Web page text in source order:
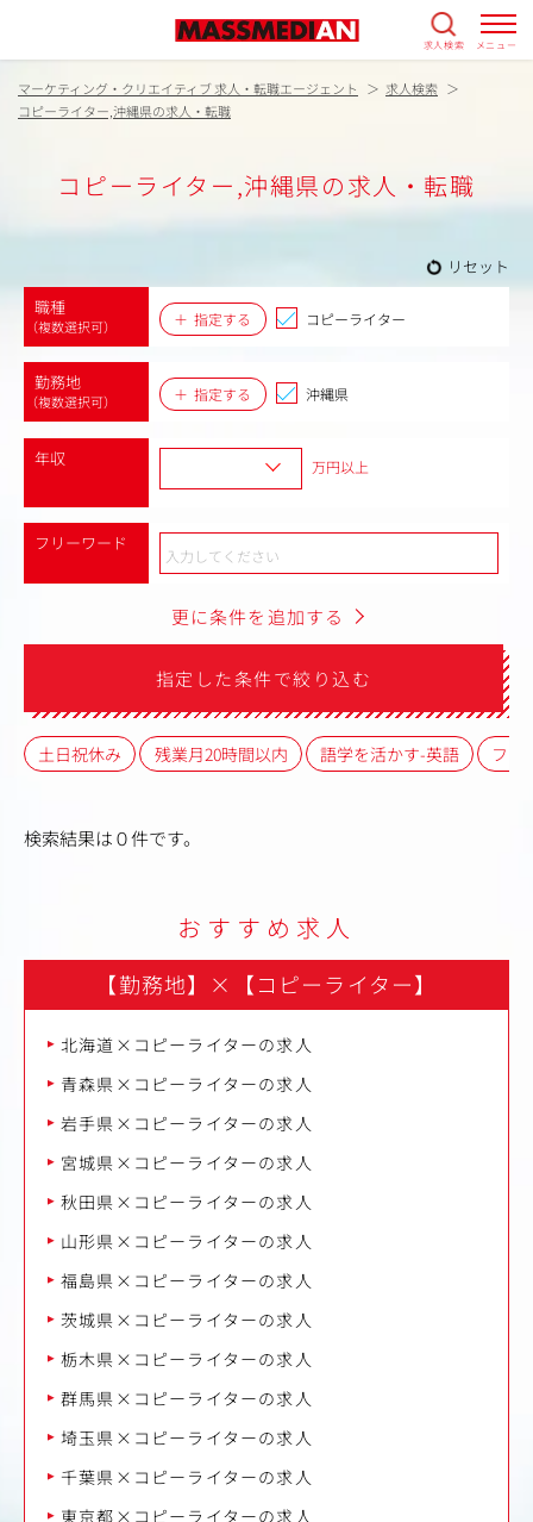
求人検索 メニュー
マーケティング・クリエイティブ 求人・転職エージェント
求人検索
コピーライター,沖縄県の求人・転職
コピーライター,沖縄県の求人・転職
リセット
職種
（複数選択可） 指定する コピーライター
勤務地
（複数選択可） 指定する 沖縄県
年収 万円以上
フリーワード
更に条件を追加する
指定した条件で絞り込む
土日祝休み 残業月20時間以内 語学を活かす-英語 フレ
検索結果は０件です。
おすすめ求人
【勤務地】 × 【コピーライター】
北海道×コピーライターの求人
青森県×コピーライターの求人
岩手県×コピーライターの求人
宮城県×コピーライターの求人
秋田県×コピーライターの求人
山形県×コピーライターの求人
福島県×コピーライターの求人
茨城県×コピーライターの求人
栃木県×コピーライターの求人
群馬県×コピーライターの求人
埼玉県×コピーライターの求人
千葉県×コピーライターの求人
東京都×コピーライターの求人